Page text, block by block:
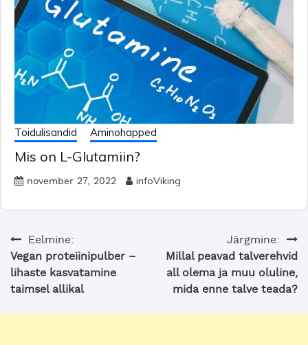
Toidulisandid Aminohapped
Mis on L-Glutamiin?
november 27, 2022 infoViking
Navigeerimine
Eelmine:
Vegan proteiinipulber –
lihaste kasvatamine
taimsel allikal
Järgmine:
Millal peavad talverehvid
all olema ja muu oluline,
mida enne talve teada?